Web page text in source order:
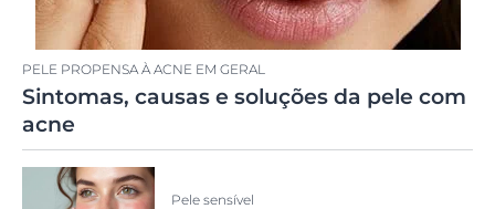
PELE PROPENSA À ACNE EM GERAL
Sintomas, causas e soluções da pele com
acne
Pele sensível